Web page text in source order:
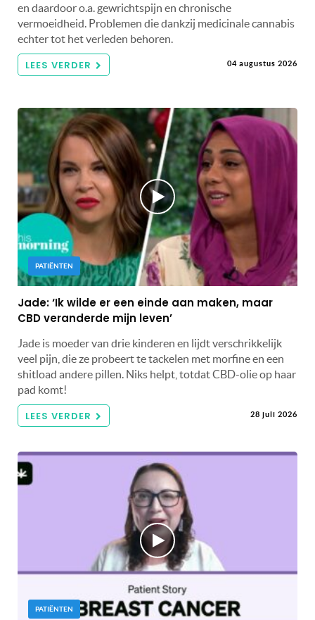
en daardoor o.a. gewrichtspijn en chronische
vermoeidheid. Problemen die dankzij medicinale cannabis
echter tot het verleden behoren.
LEES VERDER 04 augustus 2026
PATIËNTEN
Jade: ‘Ik wilde er een einde aan maken, maar
CBD veranderde mijn leven’
Jade is moeder van drie kinderen en lijdt verschrikkelijk
veel pijn, die ze probeert te tackelen met morfine en een
shitload andere pillen. Niks helpt, totdat CBD-olie op haar
pad komt!
LEES VERDER 28 juli 2026
PATIËNTEN